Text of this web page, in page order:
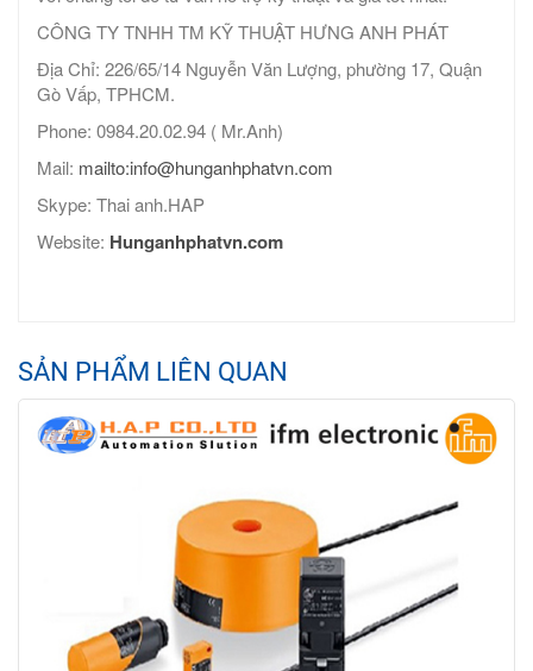
CÔNG TY TNHH TM KỸ THUẬT HƯNG ANH PHÁT
Địa Chỉ: 226/65/14 Nguyễn Văn Lượng, phường 17, Quận
Gò Vấp, TPHCM.
Phone: 0984.20.02.94 ( Mr.Anh)
Mail: mailto:info@hunganhphatvn.com
Skype: Thai anh.HAP
Website: Hunganhphatvn.com
SẢN PHẨM LIÊN QUAN